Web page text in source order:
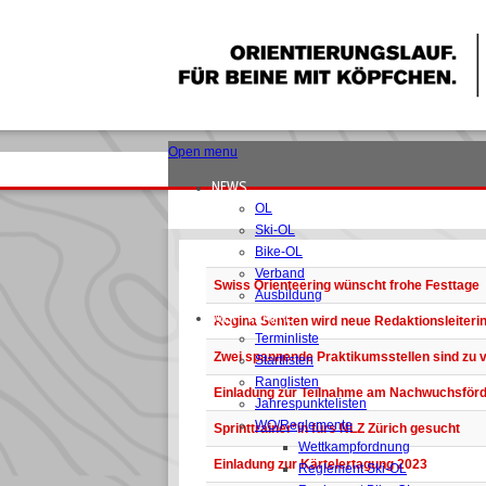
Open menu
NEWS
OL
Ski-OL
Bike-OL
Verband
Ausbildung
WETTKÄMPFE
Terminliste
Startlisten
Ranglisten
Jahrespunktelisten
WO/Reglemente
Wettkampfordnung
Reglement Ski-OL
Swiss Orienteering wünscht frohe Festtage
Regina Senften wird neue
Zwei spannende Praktikumsstellen sind zu
Einladung zur Teilnahme am
Sprinttrainer*in fürs NLZ Zürich gesucht
Einladung zur Kärtelertagung 2023